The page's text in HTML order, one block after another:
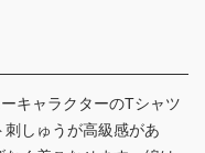
キャラクターのTシャツ
しゅうが高級感があ